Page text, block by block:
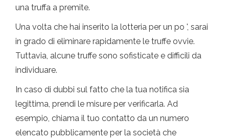
una truffa a premite.
Una volta che hai inserito la lotteria per un po ', sarai
in grado di eliminare rapidamente le truffe ovvie.
Tuttavia, alcune truffe sono sofisticate e difficili da
individuare.
In caso di dubbi sul fatto che la tua notifica sia
legittima, prendi le misure per verificarla. Ad
esempio, chiama il tuo contatto da un numero
elencato pubblicamente per la società che